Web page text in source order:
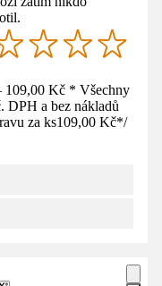
Kč * Všechny
DPH a bez nákladů
za ks109,00 Kč*/